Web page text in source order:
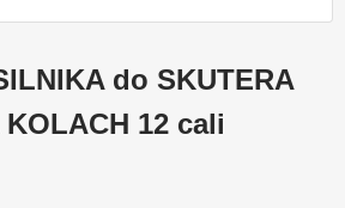
do SKUTERA
KOLACH 12 cali